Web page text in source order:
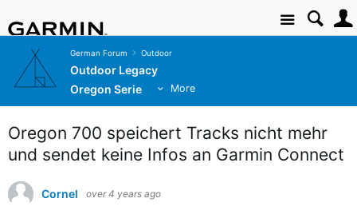
Site
German Forum Outdoor
Outdoor Legacy
Oregon Serie
More
Oregon 700 speichert Tracks nicht mehr
und sendet keine Infos an Garmin Connect
Cornel over 4 years ago